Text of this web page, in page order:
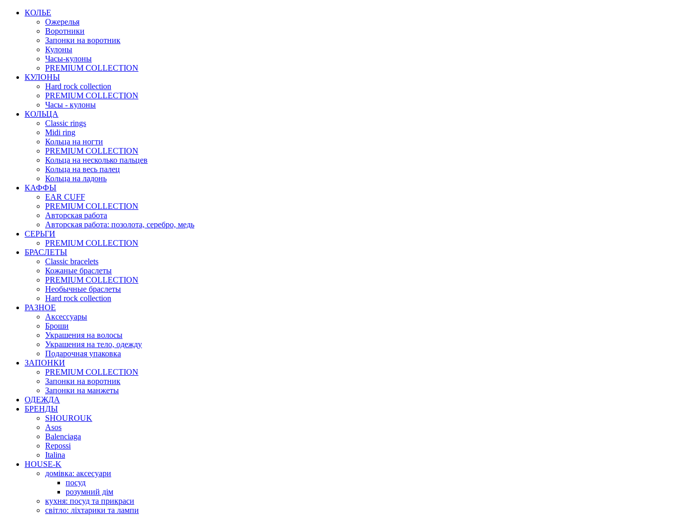
КОЛЬЕ
Ожерелья
Воротники
Запонки на воротник
Кулоны
Часы-кулоны
PREMIUM COLLECTION
КУЛОНЫ
Hard rock collection
PREMIUM COLLECTION
Часы - кулоны
КОЛЬЦА
Classic rings
Midi ring
Кольца на ногти
PREMIUM COLLECTION
Кольца на несколько пальцев
Кольца на весь палец
Кольца на ладонь
КАФФЫ
EAR CUFF
PREMIUM COLLECTION
Авторская работа
Авторская работа: позолота, серебро, медь
СЕРЬГИ
PREMIUM COLLECTION
БРАСЛЕТЫ
Classic bracelets
Кожаные браслеты
PREMIUM COLLECTION
Необычные браслеты
Hard rock collection
РАЗНОЕ
Аксессуары
Броши
Украшения на волосы
Украшения на тело, одежду
Подарочная упаковка
ЗАПОНКИ
PREMIUM COLLECTION
Запонки на воротник
Запонки на манжеты
ОДЕЖДА
БРЕНДЫ
SHOUROUK
Asos
Balenciaga
Repossi
Italina
HOUSE-K
домівка: аксесуари
посуд
розумний дім
кухня: посуд та прикраси
світло: ліхтарики та лампи